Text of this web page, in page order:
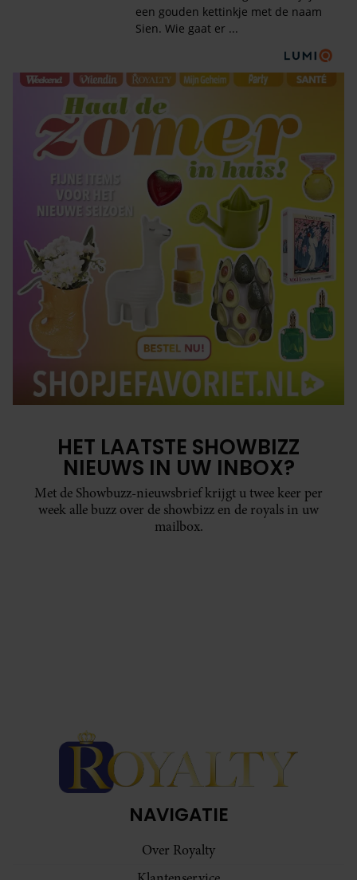
HET LAATSTE SHOWBIZZ
NIEUWS IN UW INBOX?
Met de Showbuzz-nieuwsbrief krijgt u twee keer per
week alle buzz over de showbizz en de royals in uw
mailbox.
NAVIGATIE
Over Royalty